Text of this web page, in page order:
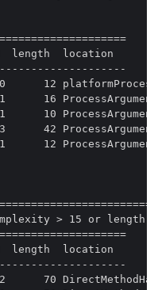
length  location
12
16
10
42
12
> 15 or length
length  location
70